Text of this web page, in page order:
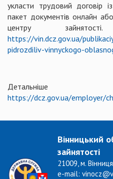
укласти трудовий договір
пакет документів онлайн
центру
https://vin.dcz.gov.ua/
pidrozdiliv-vinnyckogo-
https://dcz.gov.ua/employer/
Вінницький
зайнятості
21009, м.
e-mail: